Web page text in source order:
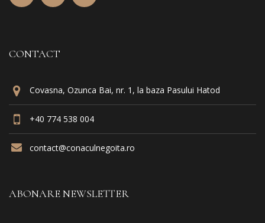
CONTACT
Covasna, Ozunca Bai, nr. 1, la baza Pasului Hatod
+40 774 538 004
contact@conaculnegoita.ro
ABONARE NEWSLETTER